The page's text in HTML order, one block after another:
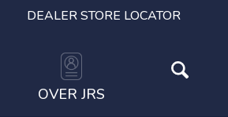
DEALER STORE LOCATOR
OVER JRS